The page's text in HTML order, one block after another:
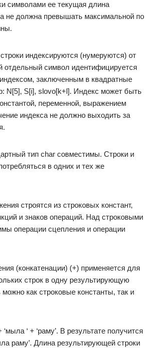
символами ее текущая длина
не должна превышать максимальной по
индексируются (нумеруются) от
символ идентифицируется
заключенным в квадратные
N[5], S[i], slovo[k+l]. Индекс может быть
переменной, выражением
индекса не должно выходить за
тип char совместимы. Строки и
в одних и тех же
строятся из строковых констант,
и знаков операций. Над строковыми
операции сцепления и операции
(конкатенации) (+) применяется для
строк в одну результирующую
как строковые константы, так и
‘ + ‘раму’. В результате получится
раму’. Длина результирующей строки